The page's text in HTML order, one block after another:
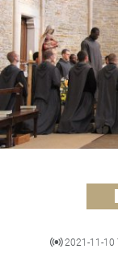
2021-11-10